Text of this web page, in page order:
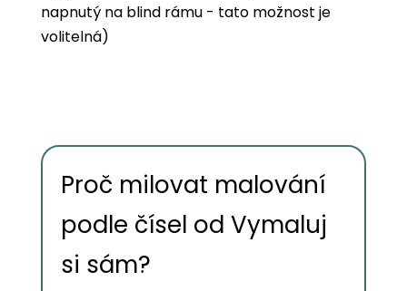
napnutý na blind rámu - tato možnost je
volitelná)
Proč milovat malování
podle čísel od Vymaluj
si sám?